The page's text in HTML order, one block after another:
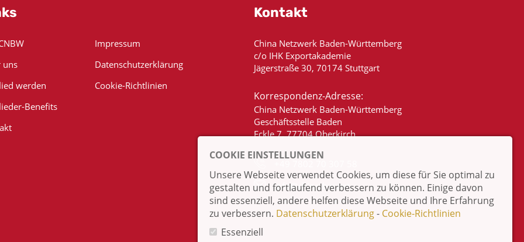
uns
werden
Benefits
Impressum
Datenschutzerklärung
Cookie-Richtlinien
Kontakt
China Netzwerk Baden-Württemberg
c/o IHK Exportakademie
Jägerstraße 30, 70174 Stuttgart
Korrespondenz-Adresse:
China Netzwerk Baden-Württemberg
Geschäftsstelle Baden
Eckle 7, 77704 Oberkirch
info@china-bw.net
COOKIE EINSTELLUNGEN
Unsere Webseite verwendet Cookies, um diese für Sie optimal zu
gestalten und fortlaufend verbessern zu können. Einige davon
sind essenziell, andere helfen diese Webseite und Ihre Erfahrung
zu verbessern. Datenschutzerklärung- Cookie-Richtlinien
Essenziell